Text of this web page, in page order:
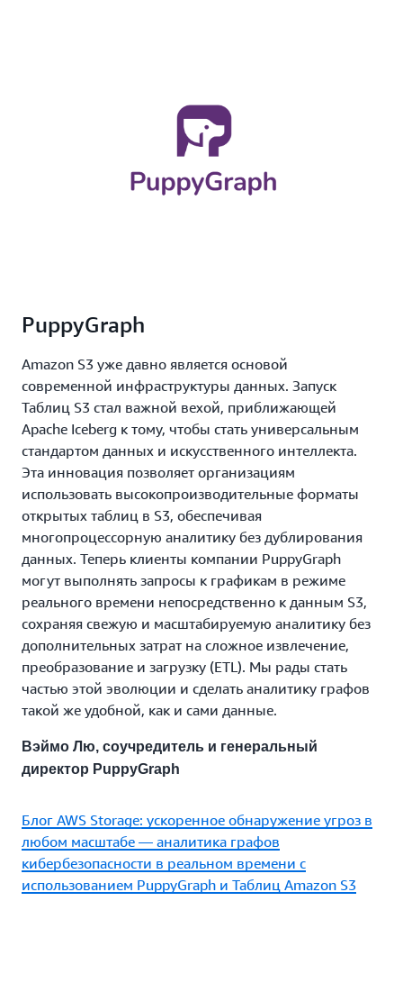
PuppyGraph
Amazon S3 уже давно является основой
современной инфраструктуры данных. Запуск
Таблиц S3 стал важной вехой, приближающей
Apache Iceberg к тому, чтобы стать универсальным
стандартом данных и искусственного интеллекта.
Эта инновация позволяет организациям
использовать высокопроизводительные форматы
открытых таблиц в S3, обеспечивая
многопроцессорную аналитику без дублирования
данных. Теперь клиенты компании PuppyGraph
могут выполнять запросы к графикам в режиме
реального времени непосредственно к данным S3,
сохраняя свежую и масштабируемую аналитику без
дополнительных затрат на сложное извлечение,
преобразование и загрузку (ETL). Мы рады стать
частью этой эволюции и сделать аналитику графов
такой же удобной, как и сами данные.
Вэймо Лю, соучредитель и генеральный
директор PuppyGraph
Блог AWS Storage: ускоренное обнаружение угроз в
любом масштабе — аналитика графов
кибербезопасности в реальном времени с
использованием PuppyGraph и Таблиц Amazon S3